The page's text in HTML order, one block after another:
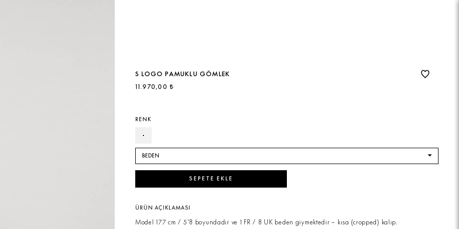
S LOGO PAMUKLU GÖMLEK
11.970,00 ₺
RENK
BEDEN
SEPETE EKLE
ÜRÜN AÇIKLAMASI
Model 177 cm / 5'8 boyundadır ve 1 FR / 8 UK beden giymektedir – kısa (cropped) kalıp.